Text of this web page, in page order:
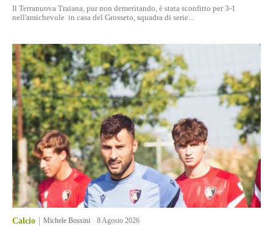
Il Terranuova Traiana, pur non demeritando, è stata sconfitto per 3-1
nell'amichevole in casa del Grosseto, squadra di serie...
Calcio Michele Bossini -8 Agosto 2026